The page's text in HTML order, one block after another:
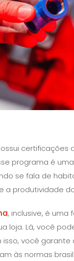
certificações
programa é
se fala de
a produtividade
, inclusive, é
loja. Lá, você
isso, você
às normas